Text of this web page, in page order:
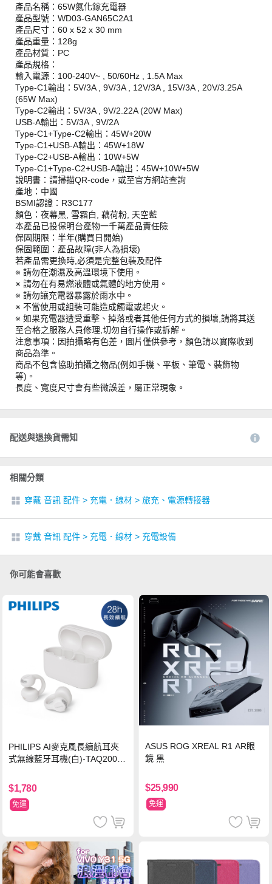
產品名稱：65W氮化鎵充電器
產品型號：WD03-GAN65C2A1
產品尺寸：60 x 52 x 30 mm
產品重量：128g
產品材質：PC
產品規格：
輸入電源：100-240V~ , 50/60Hz , 1.5A Max
Type-C1輸出：5V/3A , 9V/3A , 12V/3A , 15V/3A , 20V/3.25A
(65W Max)
Type-C2輸出：5V/3A , 9V/2.22A (20W Max)
USB-A輸出：5V/3A , 9V/2A
Type-C1+Type-C2輸出：45W+20W
Type-C1+USB-A輸出：45W+18W
Type-C2+USB-A輸出：10W+5W
Type-C1+Type-C2+USB-A輸出：45W+10W+5W
說明書：請掃描QR-code，或至官方網站查詢
產地：中國
BSMI認證：R3C177
顏色：夜幕黑, 雪霜白, 藕荷粉, 天空藍
本產品已投保明台產物一千萬產品責任險
保固期限：半年(購買日開始)
保固範圍：產品故障(非人為損壞)
若產品需更換時,必須是完整包裝及配件
※ 請勿在潮濕及高溫環境下使用。
※ 請勿在有易燃液體或氣體的地方使用。
※ 請勿讓充電器暴露於雨水中。
※ 不當使用或組裝可能造成觸電或起火。
※ 如果充電器遭受重擊、掉落或者其他任何方式的損壞,請將其送
至合格之服務人員修理,切勿自行操作或拆解。
注意事項：因拍攝略有色差，圖片僅供參考，顏色請以實際收到
商品為準。
商品不包含協助拍攝之物品(例如手機、平板、筆電、裝飾物
等)。
長度、寬度尺寸會有些微誤差，屬正常現象。
配送與退換貨需知
相關分類
穿戴 音訊 配件 > 充電．線材 > 旅充、電源轉接器
穿戴 音訊 配件 > 充電．線材 > 充電設備
你可能會喜歡
PHILIPS AI麥克風長續航耳夾
式無線藍牙耳機(白)-TAQ2000
$1,780
免運
ASUS ROG XREAL R1 AR眼
鏡 黑
$25,990
免運